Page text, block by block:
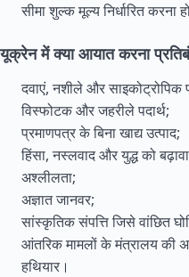
सीमा शुल्क मूल्य निर्धारित करना
यूक्रेन में क्या आयात करना
दवाएं, नशीले और साइकोट्रोपिक
विस्फोटक और जहरीले पदार्थ;
प्रमाणपत्र के बिना खाद्य उत्पाद;
हिंसा, नस्लवाद और युद्ध को
अश्लीलता;
अज्ञात जानवर;
सांस्कृतिक संपत्ति जिसे वांछित
आंतरिक मामलों के मंत्रालय की
हथियार।